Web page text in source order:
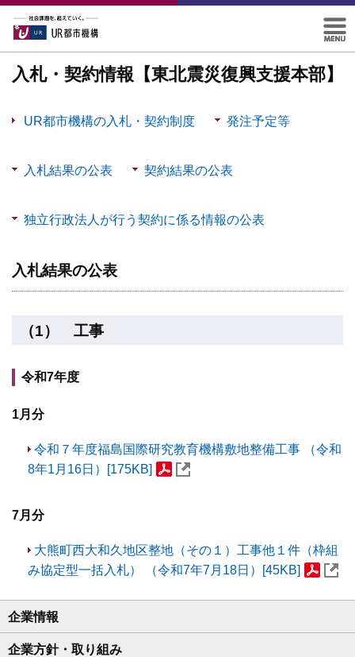
入札・契約情報【東北震災復興支援本部】
UR都市機構の入札・契約制度
発注予定等
入札結果の公表
契約結果の公表
独立行政法人が行う契約に係る情報の公表
入札結果の公表
（1） 工事
令和7年度
1月分
令和７年度福島国際研究教育機構敷地整備工事 （令和
8年1月16日）[175KB]
7月分
大熊町西大和久地区整地（その１）工事他１件（枠組
み協定型一括入札） （令和7年7月18日）[45KB]
企業情報
企業方針・取り組み